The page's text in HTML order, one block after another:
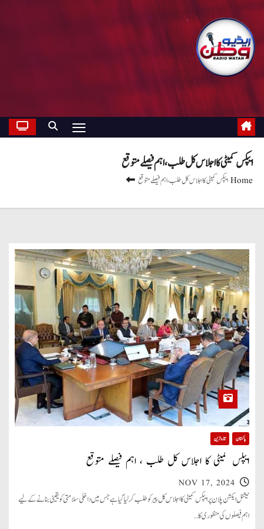
ایپکس کمیٹی کا اجلاس کل طلب ، اہم فیصلے متوقع
Homeایپکس کمیٹی کا اجلاس کل طلب ، اہم فیصلے متوقع
پاکستان تازہ ترین
ایپکس کمیٹی کا اجلاس کل طلب ، اہم فیصلے متوقع
NOV 17, 2024
نیشنل ایکشن پلان پر ایپکس کمیٹی کا اجلاس کل پیر کو طلب کر لیا گیا ہے جس میں داخلی سلامتی کو یقینی بنانے کے لیے
اہم فیصلوں کی منظوری کا…